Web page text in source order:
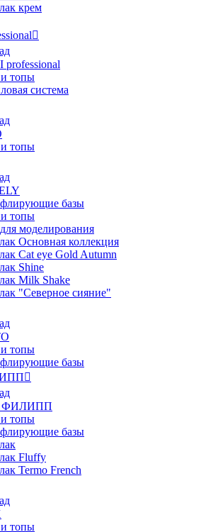
крем
professional
топы
система
топы
базы
топы
моделирования
Основная коллекция
Cat eye Gold Autumn
Shine
Milk Shake
"Северное сияние"
топы
базы
ФИЛИПП
топы
базы
Fluffy
Termo French
топы